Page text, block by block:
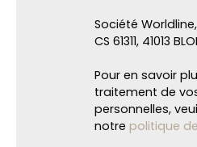
Société
CS 61311, 41013
Pour en savoir
traitement de
personnelles,
notre politique